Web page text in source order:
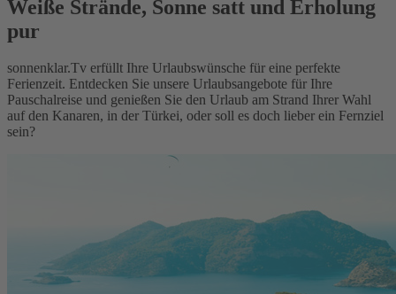
Weiße Strände, Sonne satt und Erholung
pur
sonnenklar.Tv erfüllt Ihre Urlaubswünsche für eine perfekte
Ferienzeit. Entdecken Sie unsere Urlaubsangebote für Ihre
Pauschalreise und genießen Sie den Urlaub am Strand Ihrer Wahl
auf den Kanaren, in der Türkei, oder soll es doch lieber ein Fernziel
sein?